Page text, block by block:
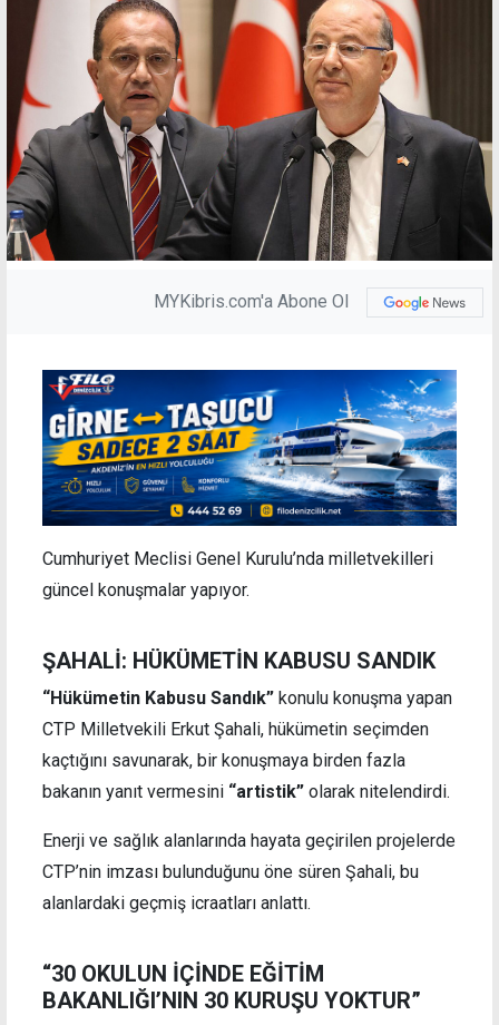
MYKibris.com'a Abone Ol
Cumhuriyet Meclisi Genel Kurulu’nda milletvekilleri
güncel konuşmalar yapıyor.
ŞAHALİ: HÜKÜMETİN KABUSU SANDIK
“Hükümetin Kabusu Sandık” konulu konuşma yapan
CTP Milletvekili Erkut Şahali, hükümetin seçimden
kaçtığını savunarak, bir konuşmaya birden fazla
bakanın yanıt vermesini “artistik” olarak nitelendirdi.
Enerji ve sağlık alanlarında hayata geçirilen projelerde
CTP’nin imzası bulunduğunu öne süren Şahali, bu
alanlardaki geçmiş icraatları anlattı.
“30 OKULUN İÇİNDE EĞİTİM
BAKANLIĞI’NIN 30 KURUŞU YOKTUR”